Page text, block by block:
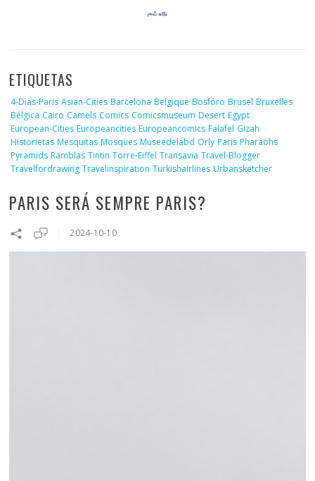
PARIS SERÁ SEMPRE PARIS?
2024-10-10
ETIQUETAS
4-Dias-Paris Asian-Cities Barcelona Belgique Bosfóro Brusel Bruxelles
Bélgica Cairo Camels Comics Comicsmuseum Desert Egypt
European-Cities Europeancities Europeancomics Falafel Gizah
Historietas Mesquitas Mosques Museedelabd Orly Paris Pharaohs
Pyramids Ramblas Tintin Torre-Eiffel Transavia Travel-Blogger
Travelfordrawing Travelinspiration Turkishairlines Urbansketcher